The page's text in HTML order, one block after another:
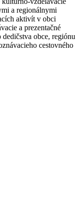
a regionálnymi
aktivít v obci
a prezentačné
obce, regiónu
cestovného